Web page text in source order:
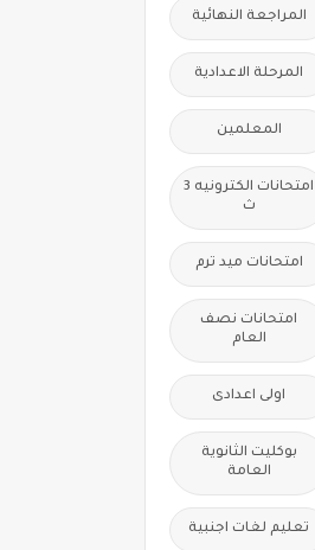
المراجعة النهائية
المرحلة الاعدادية
المعلمين
امتحانات الكترونيه 3
ث
امتحانات ميد ترم
امتحانات نصف
العام
اولى اعدادى
بوكليت الثانوية
العامة
تعليم لغات اجنبية